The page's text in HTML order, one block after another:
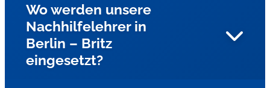
Wir suchen in ganz Berlin nach engagierten
Nachhilfelehrern für die Fächer Mathe, Deutsch, und
Englisch?
Wo werden unsere
Nachhilfelehrer in
Berlin – Britz
eingesetzt?